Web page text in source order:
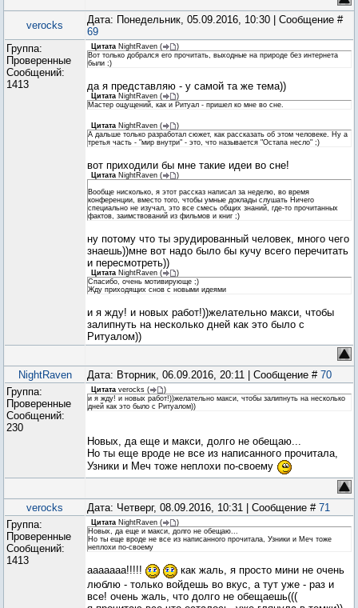
verocks
Дата: Понедельник, 05.09.2016, 10:30 | Сообщение #
69
Группа:
Проверенные
Сообщений:
1413
Цитата NightRaven (
)
Вот только добрался его прочитать, выходные на природе без интернета
были ;)
да я представляю - у самой та же тема))
Цитата NightRaven (
)
Мастер ощущений, как и Ритуал - пришел ко мне во сне.
Цитата NightRaven (
)
А дальше только разработал сюжет, как рассказать об этом человеке. Ну а
третья часть - "мир внутри" - это, что называется "Остапа несло" ;)
вот приходили бы мне такие идеи во сне!
Цитата NightRaven ( )
Вообще нисколько, я этот рассказ написал за неделю, во время
конференции, вместо того, чтобы умные доклады слушать Ничего
специально не изучал, это все смесь общих знаний, где-то прочитанных
фактов, заимствований из фильмов и книг ;)
ну потому что ты эрудированный человек, много чего
знаешь))мне вот надо было бы кучу всего перечитать
и пересмотреть))
Цитата NightRaven (
)
Спасибо, очень мотивирующе ;)
Жду приходящих снов с новыми идеями
и я жду! и новых работ!))желательно макси, чтобы
залипнуть на несколько дней как это было с
Ритуалом))
NightRaven Дата: Вторник, 06.09.2016, 20:11 | Сообщение # 70
Группа:
Проверенные
Сообщений:
230
Цитата verocks (
)
и я жду! и новых работ!))желательно макси, чтобы залипнуть на несколько
дней как это было с Ритуалом))
Новых, да еще и макси, долго не обещаю...
Но ты еще вроде не все из написанного прочитала,
Узники и Меч тоже неплохи по-своему
verocks Дата: Четверг, 08.09.2016, 10:31 | Сообщение # 71
Группа:
Проверенные
Сообщений:
1413
Цитата NightRaven (
)
Новых, да еще и макси, долго не обещаю...
Но ты еще вроде не все из написанного прочитала, Узники и Меч тоже
неплохи по-своему
ааааааа!!!!!
как жаль, я просто мини не очень
люблю - только войдешь во вкус, а тут уже - раз и
все! очень жаль, что долго не обещаешь(((